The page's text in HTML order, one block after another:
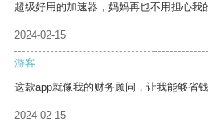
超级好用的加速器，妈妈再也不用担心我
2024-02-15
游客
这款app就像我的财务顾问，让我能够省钱
2024-02-15